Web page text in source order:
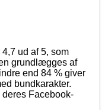
ud af 5, som
grundlægges af
end 84 % giver
bundkarakter.
deres Facebook-